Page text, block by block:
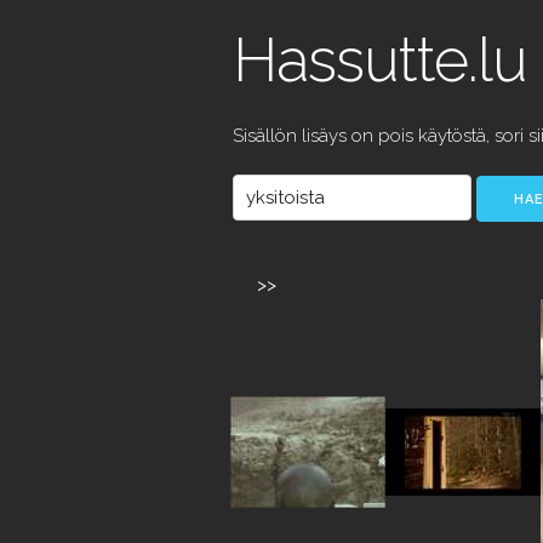
Hassutte.lu
Sisällön lisäys on pois käytöstä, sori
>>